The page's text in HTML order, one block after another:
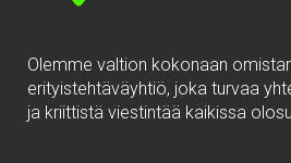
Olemme valtion kokonaan
erityistehtäväyhtiö, joka turvaa
ja kriittistä viestintää kaikissa